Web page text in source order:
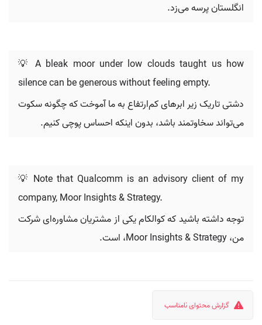
انگلستان پرسه می‌زد.
💡 A bleak moor under low clouds taught us how
silence can be generous without feeling empty.
دشتی تاریک زیر ابرهای کم‌ارتفاع به ما آموخت که چگونه سکوت
می‌تواند سخاوتمند باشد، بدون اینکه احساس پوچی کنیم.
💡 Note that Qualcomm is an advisory client of my
company, Moor Insights & Strategy.
توجه داشته باشید که کوالکام یکی از مشتریان مشاوره‌ای شرکت
من، Moor Insights & Strategy، است.
گزارش محتوای نامناسب